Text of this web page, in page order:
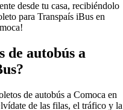
desde tu casa, recibiéndolo
para Transpaís iBus en
de autobús a
de autobús a Comoca en
de las filas, el tráfico y la